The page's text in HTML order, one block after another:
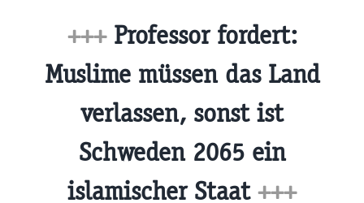
+++Professor fordert:
Muslime müssen das Land
verlassen, sonst ist
Schweden 2065 ein
islamischer Staat +++